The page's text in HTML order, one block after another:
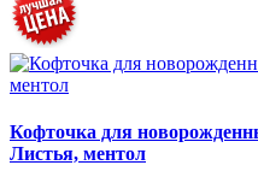
Кофточка для
Листья, ментол